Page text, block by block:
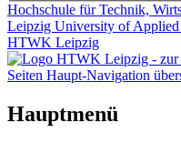
Hochschule für Technik,
Leipzig University of Applied
HTWK Leipzig
Seiten Haupt-Navigation
Hauptmenü